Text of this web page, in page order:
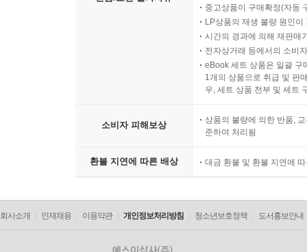
중고상품이 구매확정(자동
LP상품의 재생 불량 원인
시간의 경과에 의해 재판매
전자상거래 등에서의 소비
eBook 세트 상품은 일괄 구
1개의 상품으로 취급 및 판
우, 세트 상품 전부 및 세트
소비자 피해보상
상품의 불량에 의한 반품,
준하여 처리됨
환불 지연에 따른 배상 대금 환불 및 환불 지연에
회사소개 인재채용 이용약관 개인정보처리방침 청소년보호정책 도서홍보안내